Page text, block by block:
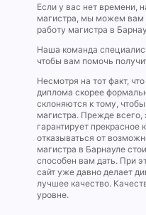
Если у вас нет времени,
магистра, мы можем вам
работу магистра в
Наша команда
чтобы вам помочь
Несмотря на тот факт,
диплома скорее
склоняются к тому,
магистра. Прежде всего,
гарантирует прекрасное
отказываться от
магистра в Барнауле
способен вам дать. При
сайт уже давно делает
лучшее качество.
уровне.